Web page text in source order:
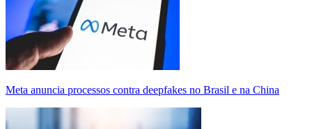
Meta anuncia processos contra deepfakes no Brasil e na China